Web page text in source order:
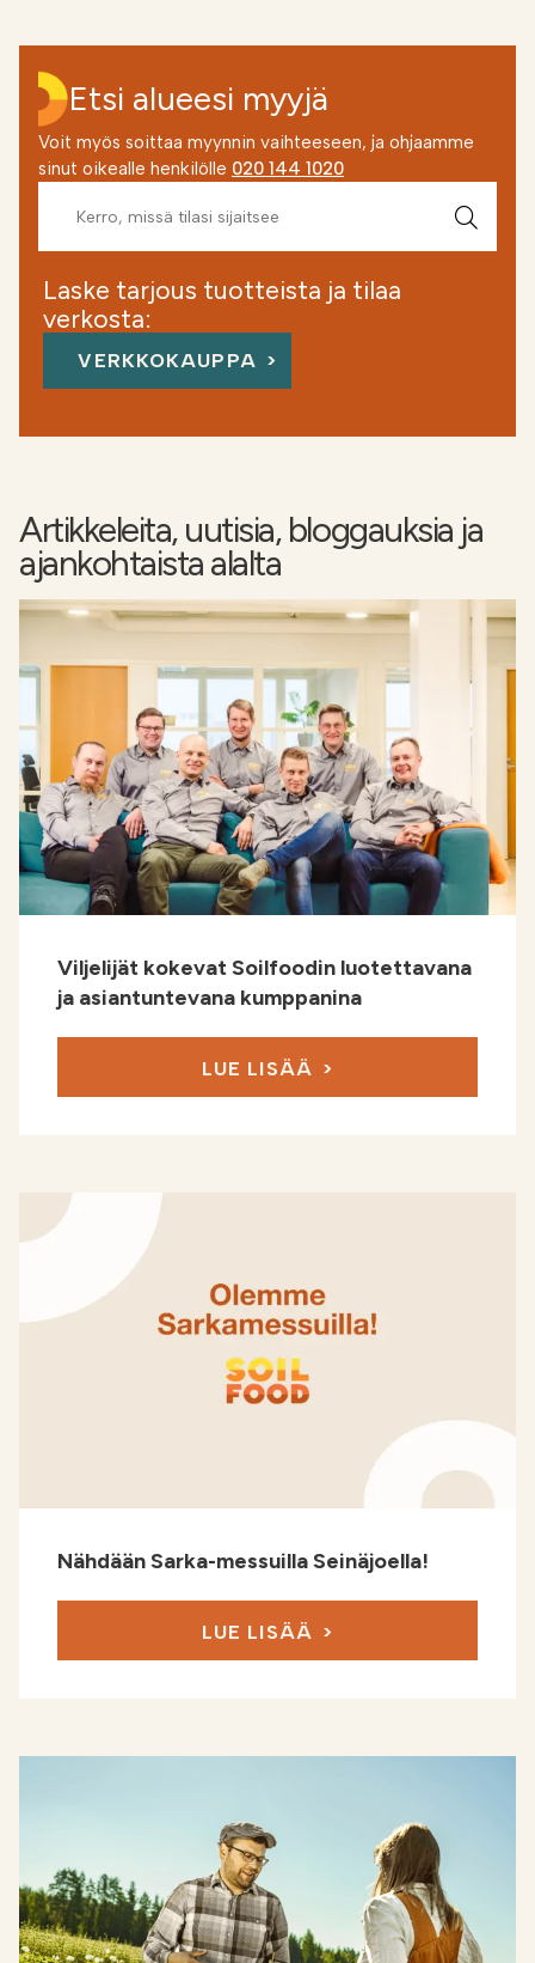
Etsi alueesi myyjä
Voit myös soittaa myynnin vaihteeseen, ja ohjaamme
sinut oikealle henkilölle 020 144 1020
Laske tarjous tuotteista ja tilaa
verkosta:
VERKKOKAUPPA
Artikkeleita, uutisia, bloggauksia ja
ajankohtaista alalta
Viljelijät kokevat Soilfoodin luotettavana
ja asiantuntevana kumppanina
LUE LISÄÄ
Nähdään Sarka-messuilla Seinäjoella!
LUE LISÄÄ